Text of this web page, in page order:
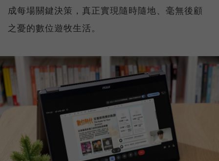
成每場關鍵決策，真正實現隨時隨地、毫無後顧
之憂的數位遊牧生活。